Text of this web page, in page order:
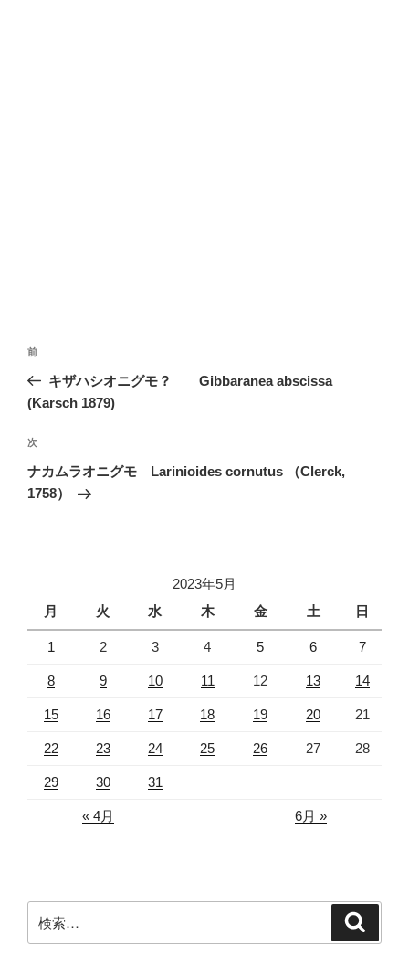
投
ナ
ゲ
ー
シ
前
の
投
前
キザハシオニグモ？ Gibbaranea abscissa
(Karsch 1879)
次
の
投
次
ナカムラオニグモ Larinioides cornutus （Clerck,
1758）
2023年5月
月
火 水 木 金 土 日
1 2 3 4 5 6 7
8 9 10 11 12 13 14
15 16 17 18 19 20 21
22 23 24 25 26 27 28
29 30 31
« 4月 6月 »
索: